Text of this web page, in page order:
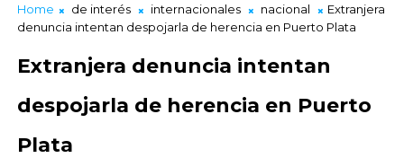
Home de interés internacionales nacional
Extranjera
denuncia intentan despojarla de herencia en Puerto Plata
Extranjera denuncia intentan
despojarla de herencia en Puerto
Plata